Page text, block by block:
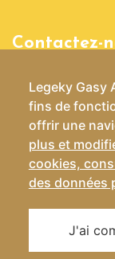
Contactez-
Site créé par IRCF
Legeky Gasy
fins de
offrir une
plus et
cookies,
des données
J'ai